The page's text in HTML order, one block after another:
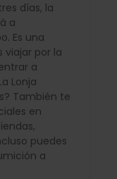
días, la
a
Es una
viajar por la
a
Lonja
También te
en
puedes
a